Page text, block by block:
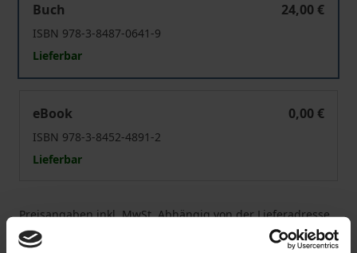
Buch
24,00 €
ISBN 978-3-8487-0641-9
Lieferbar
eBook
0,00 €
ISBN 978-3-8452-4891-2
Lieferbar
Preisangaben inkl. MwSt. Abhängig von der Lieferadresse
kann die MwSt. an der Kasse variieren.